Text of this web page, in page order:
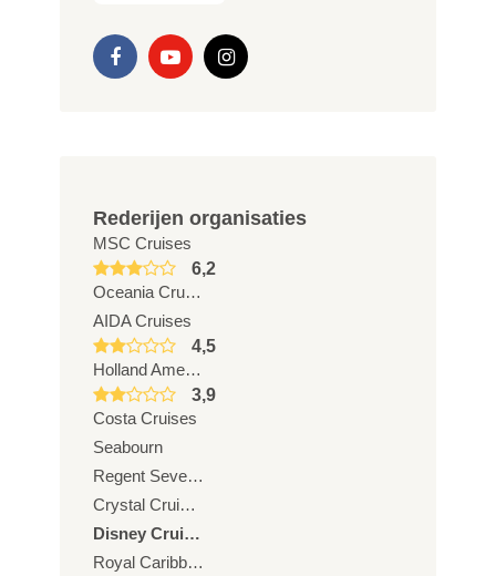
Rederijen organisaties
MSC Cruises
6,2
Oceania Cruises
AIDA Cruises
4,5
Holland America Line
3,9
Costa Cruises
Seabourn
Regent Seven Seas Cruises
Crystal Cruises
Disney Cruise Line
Royal Caribbean